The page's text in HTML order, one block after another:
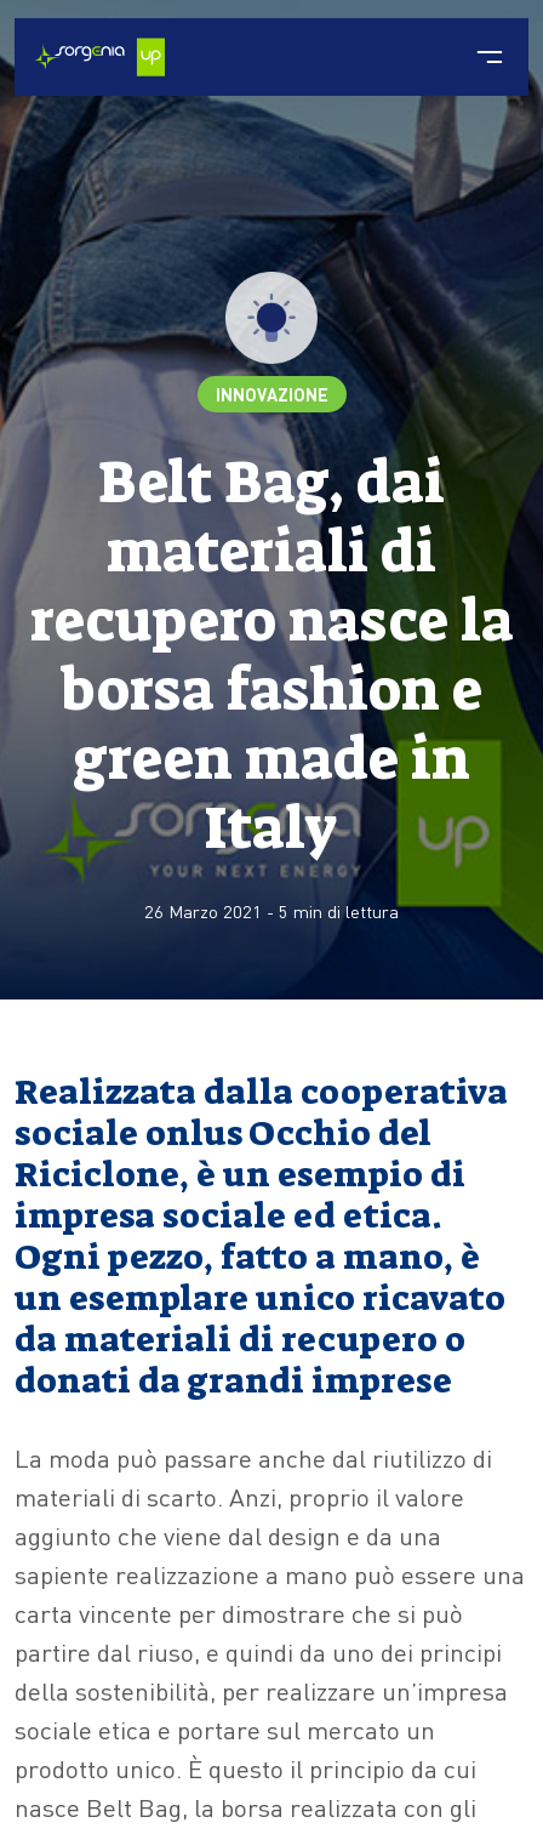
INNOVAZIONE
Belt Bag, dai
materiali di
recupero nasce la
borsa fashion e
green made in
Italy
26 Marzo 2021 - 5 min di lettura
Realizzata dalla cooperativa
sociale onlus Occhio del
Riciclone, è un esempio di
impresa sociale ed etica.
Ogni pezzo, fatto a mano, è
un esemplare unico ricavato
da materiali di recupero o
donati da grandi imprese
La moda può passare anche dal riutilizzo di
materiali di scarto. Anzi, proprio il valore
aggiunto che viene dal design e da una
sapiente realizzazione a mano può essere una
carta vincente per dimostrare che si può
partire dal riuso, e quindi da uno dei principi
della sostenibilità, per realizzare un’impresa
sociale etica e portare sul mercato un
prodotto unico. È questo il principio da cui
nasce Belt Bag, la borsa realizzata con gli